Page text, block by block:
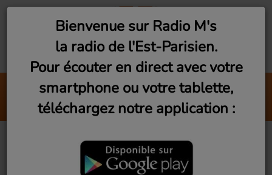
Good Morning Music #144
Radio M's (Frédéric)
Les Rencontres du
3ème Geek S2Ep7
Bienvenue sur Radio M's
la radio de l'Est-Parisien.
Pour écouter en direct avec votre
smartphone ou votre tablette,
téléchargez notre application :